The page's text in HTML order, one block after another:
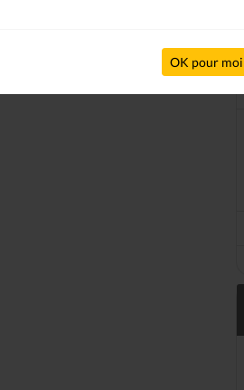
OK pour moi